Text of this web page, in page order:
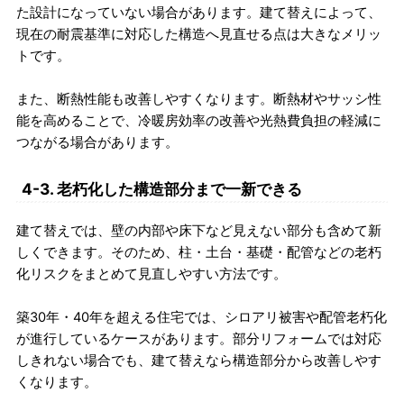
た設計になっていない場合があります。建て替えによって、
現在の耐震基準に対応した構造へ見直せる点は大きなメリッ
トです。
また、断熱性能も改善しやすくなります。断熱材やサッシ性
能を高めることで、冷暖房効率の改善や光熱費負担の軽減に
つながる場合があります。
4-3. 老朽化した構造部分まで一新できる
建て替えでは、壁の内部や床下など見えない部分も含めて新
しくできます。そのため、柱・土台・基礎・配管などの老朽
化リスクをまとめて見直しやすい方法です。
築30年・40年を超える住宅では、シロアリ被害や配管老朽化
が進行しているケースがあります。部分リフォームでは対応
しきれない場合でも、建て替えなら構造部分から改善しやす
くなります。